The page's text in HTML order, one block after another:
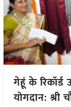
गेहूं के रिकॉर्ड
योगदान: श्री